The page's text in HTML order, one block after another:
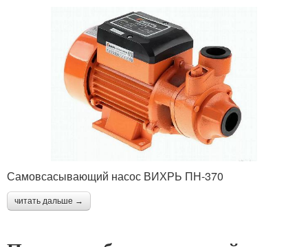
Самовсасывающий насос ВИХРЬ ПН-370
читать дальше →